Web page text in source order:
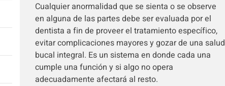
Cualquier anormalidad que se sienta o se observe
en alguna de las partes debe ser evaluada por el
dentista a fin de proveer el tratamiento específico,
evitar complicaciones mayores y gozar de una salud
bucal integral. Es un sistema en donde cada una
cumple una función y si algo no opera
adecuadamente afectará al resto.